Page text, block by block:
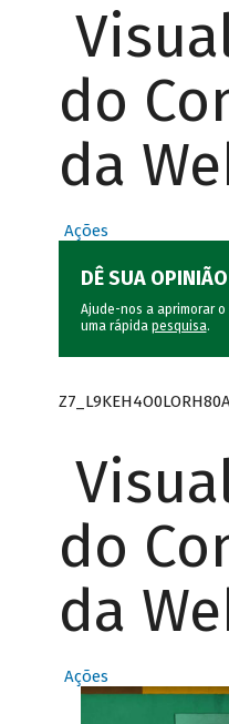
do
da
Ações
DÊ SUA OPINIÃO
Ajude-nos a aprimorar o
uma rápida pesquisa.
do
da
Ações